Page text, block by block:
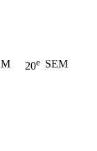
M 20e SEM